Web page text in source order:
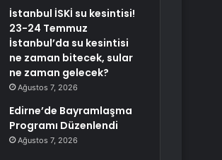
İstanbul İSKİ su kesintisi!
23-24 Temmuz
İstanbul’da su kesintisi
ne zaman bitecek, sular
ne zaman gelecek?
Ağustos 7, 2026
Edirne’de Bayramlaşma
Programı Düzenlendi
Ağustos 7, 2026